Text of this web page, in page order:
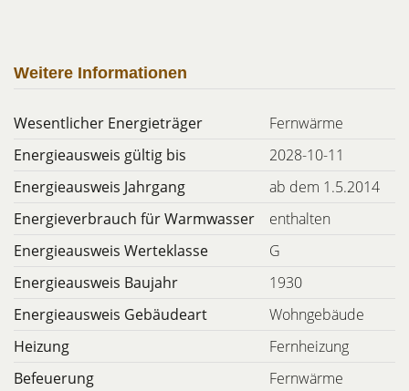
Weitere Informationen
Wesentlicher Energieträger
Fernwärme
Energieausweis gültig bis
2028-10-11
Energieausweis Jahrgang
ab dem 1.5.2014
Energieverbrauch für Warmwasser
enthalten
Energieausweis Werteklasse
G
Energieausweis Baujahr
1930
Energieausweis Gebäudeart
Wohngebäude
Heizung
Fernheizung
Befeuerung
Fernwärme